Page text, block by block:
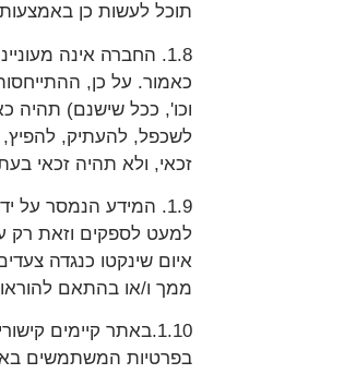
תוכל לעשות כן
1.8. החברה אינה
כאמור. על כן,
וכו', ככל שישנם) תהיה
לשכפל, להעתיק, להפיץ,
זכאי, ולא תהיה זכאי
1.9. המידע הנמסר על
למעט לספקים וזאת רק
איום שינקטו כנגדה
ממך ו/או בהתאם
1.10.באתר קיימים
בפרטיות המשתמשים